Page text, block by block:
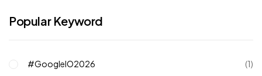
Popular Keyword
#GoogleIO2026
(1)